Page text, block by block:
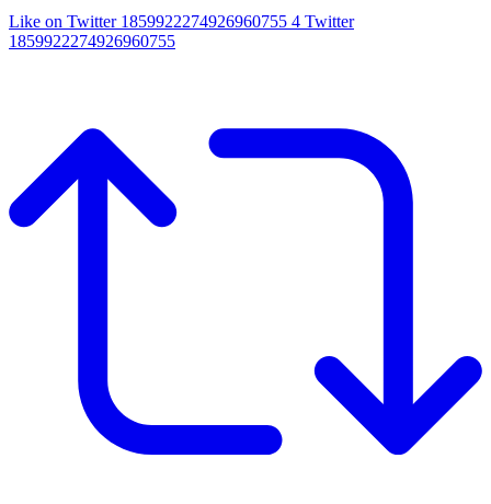
Like on Twitter 1859922274926960755 4 Twitter
1859922274926960755